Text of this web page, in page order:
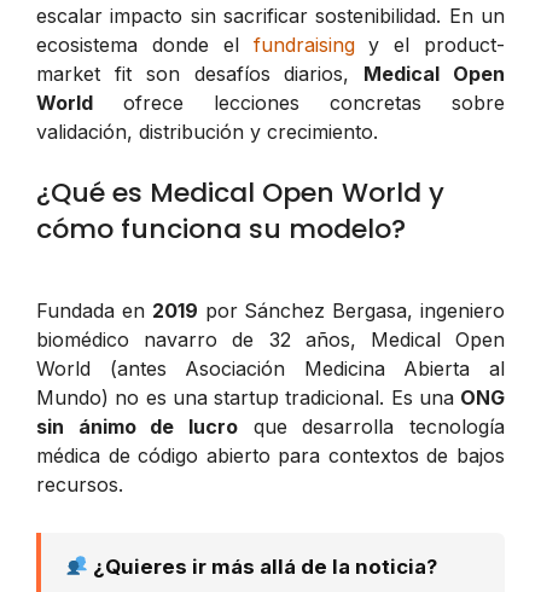
escalar impacto sin sacrificar sostenibilidad. En un
ecosistema donde el fundraisingy el product-
market fit son desafíos diarios, Medical Open
World ofrece lecciones concretas sobre
validación, distribución y crecimiento.
¿Qué es Medical Open World y
cómo funciona su modelo?
Fundada en 2019 por Sánchez Bergasa, ingeniero
biomédico navarro de 32 años, Medical Open
World (antes Asociación Medicina Abierta al
Mundo) no es una startup tradicional. Es una ONG
sin ánimo de lucro que desarrolla tecnología
médica de código abierto para contextos de bajos
recursos.
¿Quieres ir más allá de la noticia?